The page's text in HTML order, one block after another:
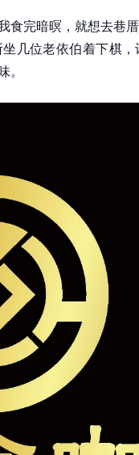
食完暗暝，就想去巷
几位老依伯着下棋